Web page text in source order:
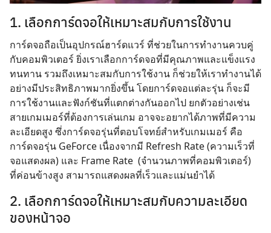
1. เลือกการ์ดจอให้เหมาะสมกับการใช้งาน
การ์ดจอถือเป็นอุปกรณ์ฮาร์ดแวร์ ที่ช่วยในการทำงานควบคู่
กับคอมพิวเตอร์ ยิ่งเราเลือกการ์ดจอที่มีคุณภาพและแข็งแรง
ทนทาน รวมถึงเหมาะสมกับการใช้งาน ก็ช่วยให้เราทำงานได้
อย่างมีประสิทธิภาพมากยิ่งขึ้น โดยการ์ดจอแต่ละรุ่น ก็จะมี
การใช้งานและฟังก์ชันที่แตกต่างกันออกไป ยกตัวอย่างเช่น
สายเกมเมอร์ที่ต้องการเล่นเกม อาจจะอยากได้ภาพที่มีความ
ละเอียดสูง ซึ่งการ์ดจอรุ่นที่ตอบโจทย์สำหรับเกมเมอร์ คือ
การ์ดจอรุ่น GeForce เนื่องจากมี Refresh Rate (ความเร็วที่
จอแสดงผล) และ Frame Rate (จำนวนภาพที่คอมพิวเตอร์)
ที่ค่อนข้างสูง สามารถแสดงผลที่เร็วและแม่นยำได้
2. เลือกการ์ดจอให้เหมาะสมกับความละเอียด
ของหน้าจอ